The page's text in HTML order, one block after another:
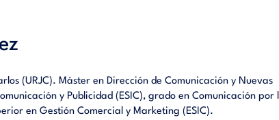
(URJC). Máster en Dirección de Comunicación y Nuevas
y Publicidad (ESIC), grado en Comunicación por
en Gestión Comercial y Marketing (ESIC).